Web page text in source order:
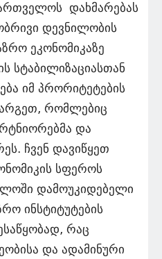
დახმარებას
დევნილობის
ეკონომიკაზე
სტაბილიზაციასთან
იმ პრორიტეტების
რომლებიც
და
ჩვენ დავიწყეთ
სფეროს
დამოუკიდებელი
ინსტიტუტების
რაც
და ადამინური